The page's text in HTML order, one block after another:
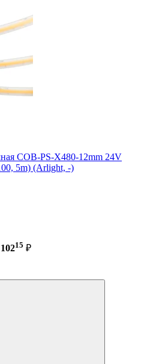
COB-PS-X480-12mm 24V
5m) (Arlight, -)
15 ₽